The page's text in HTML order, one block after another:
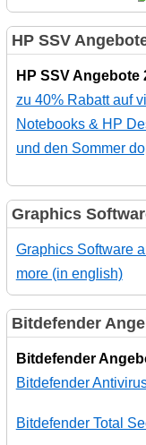
HP SSV
HP SSV Angebote
zu 40% Rabatt auf
Notebooks & HP
und den Sommer
Graphics
Graphics Software
more (in english)
Bitdefender
Bitdefender
Bitdefender
Bitdefender Total